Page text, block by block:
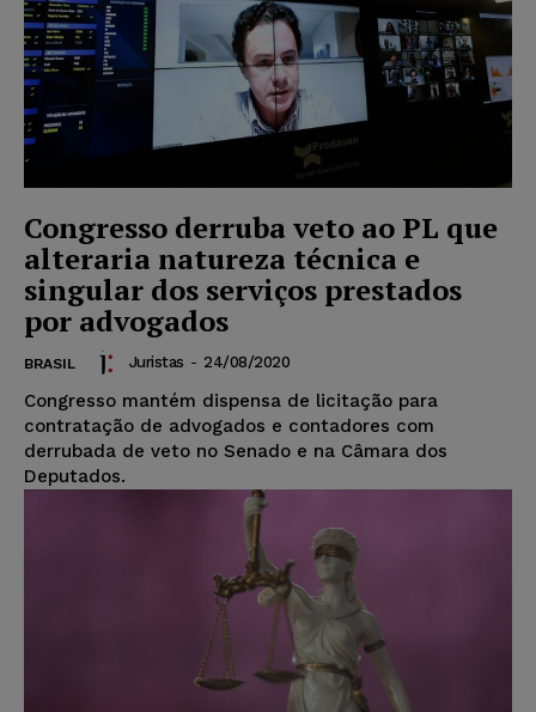
Congresso derruba veto ao PL que
alteraria natureza técnica e
singular dos serviços prestados
por advogados
BRASIL Juristas - 24/08/2020
Congresso mantém dispensa de licitação para
contratação de advogados e contadores com
derrubada de veto no Senado e na Câmara dos
Deputados.